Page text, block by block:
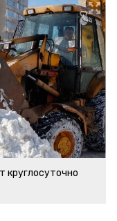
круглосуточно